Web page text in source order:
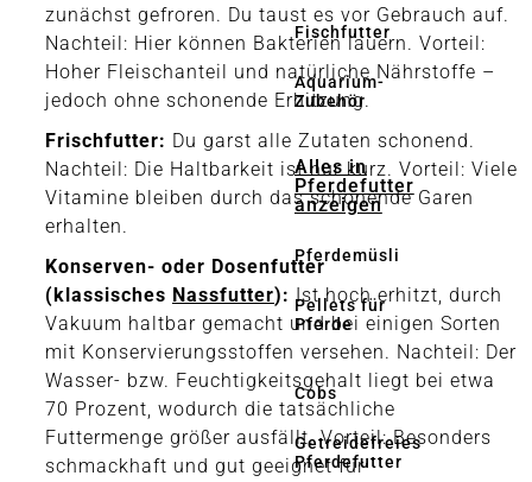
Fischfutter
Aquarium-
Zubehör
Alles in
Pferdefutter
anzeigen
Pferdemüsli
Pellets für
Pferde
Cobs
Getreidefreies
Pferdefutter
zunächst gefroren. Du taust es vor Gebrauch auf.
Nachteil: Hier können Bakterien lauern. Vorteil:
Hoher Fleischanteil und natürliche Nährstoffe –
jedoch ohne schonende Erhitzung.
Frischfutter: Du garst alle Zutaten schonend.
Nachteil: Die Haltbarkeit ist nur kurz. Vorteil: Viele
Vitamine bleiben durch das schonende Garen
erhalten.
Konserven- oder Dosenfutter
(klassisches Nassfutter): Ist hoch erhitzt, durch
Vakuum haltbar gemacht und bei einigen Sorten
mit Konservierungsstoffen versehen. Nachteil: Der
Wasser- bzw. Feuchtigkeitsgehalt liegt bei etwa
70 Prozent, wodurch die tatsächliche
Futtermenge größer ausfällt. Vorteil: Besonders
schmackhaft und gut geeignet für